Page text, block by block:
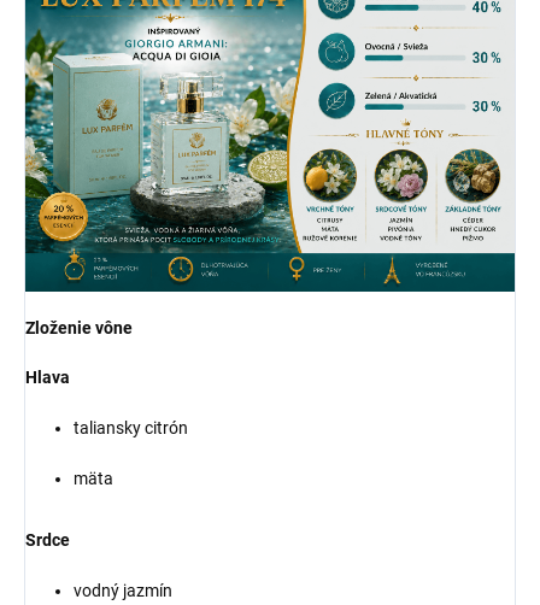
Zloženie vône
Hlava
taliansky citrón
mäta
Srdce
vodný jazmín